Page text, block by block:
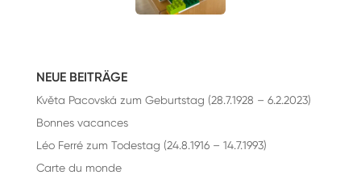
NEUE BEITRÄGE
Květa Pacovská zum Geburtstag (28.7.1928 – 6.2.2023)
Bonnes vacances
Léo Ferré zum Todestag (24.8.1916 – 14.7.1993)
Carte du monde